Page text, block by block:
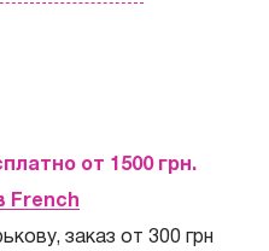
от 1500 грн.
French
заказ от 300 грн